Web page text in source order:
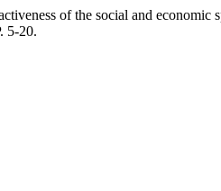
of the social and
5-20.